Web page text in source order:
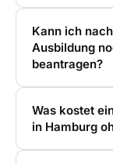
Kann ich
Ausbildung
beantragen?
Was kostet
in Hamburg